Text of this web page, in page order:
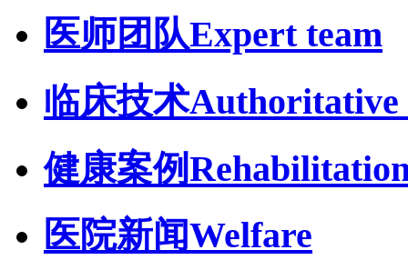
医师团队Expert team
临床技术Authoritative
健康案例
医院新闻Welfare